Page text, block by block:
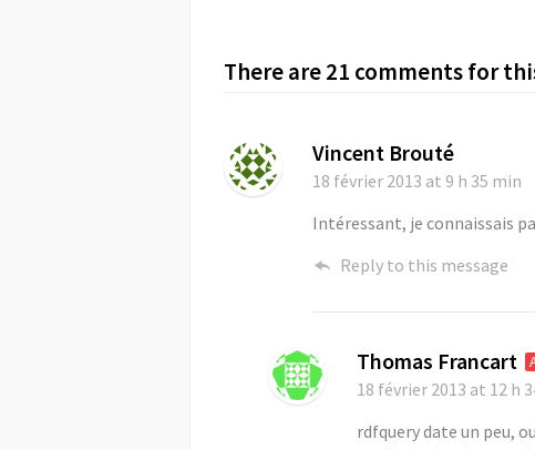
There are 21 comments for
Vincent Brouté
18 février 2013 at 9 h 35 min
Intéressant, je connaissais
Reply to this message
Thomas Francart
18 février 2013 at 12 h
rdfquery date un peu,